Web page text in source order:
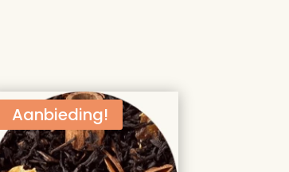
Aanbieding!